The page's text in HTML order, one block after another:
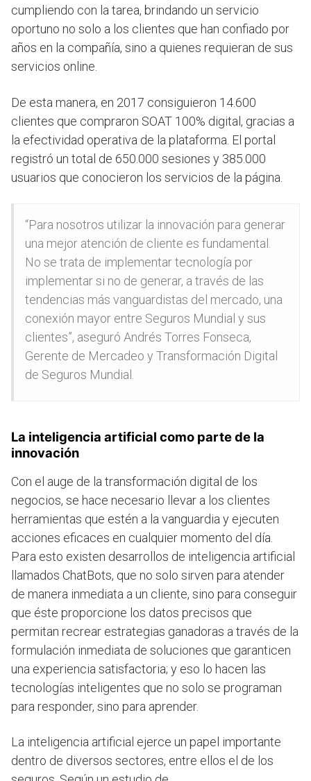
cumpliendo con la tarea, brindando un servicio
oportuno no solo a los clientes que han confiado por
años en la compañía, sino a quienes requieran de sus
servicios online.
De esta manera, en 2017 consiguieron 14.600
clientes que compraron SOAT 100% digital, gracias a
la efectividad operativa de la plataforma. El portal
registró un total de 650.000 sesiones y 385.000
usuarios que conocieron los servicios de la página.
“Para nosotros utilizar la innovación para generar
una mejor atención de cliente es fundamental.
No se trata de implementar tecnología por
implementar si no de generar, a través de las
tendencias más vanguardistas del mercado, una
conexión mayor entre Seguros Mundial y sus
clientes”, aseguró Andrés Torres Fonseca,
Gerente de Mercadeo y Transformación Digital
de Seguros Mundial.
La inteligencia artificial como parte de la
innovación
Con el auge de la transformación digital de los
negocios, se hace necesario llevar a los clientes
herramientas que estén a la vanguardia y ejecuten
acciones eficaces en cualquier momento del día.
Para esto existen desarrollos de inteligencia artificial
llamados ChatBots, que no solo sirven para atender
de manera inmediata a un cliente, sino para conseguir
que éste proporcione los datos precisos que
permitan recrear estrategias ganadoras a través de la
formulación inmediata de soluciones que garanticen
una experiencia satisfactoria; y eso lo hacen las
tecnologías inteligentes que no solo se programan
para responder, sino para aprender.
La inteligencia artificial ejerce un papel importante
dentro de diversos sectores, entre ellos el de los